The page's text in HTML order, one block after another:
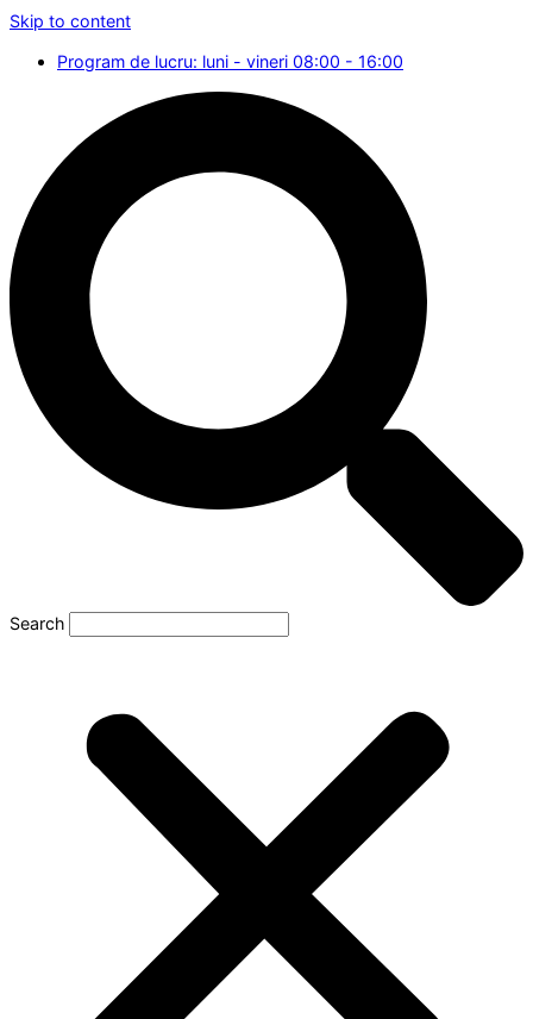
Skip to content
Program de lucru: luni - vineri 08:00 - 16:00
Search